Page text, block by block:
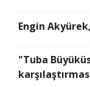
Engin
"Tuba